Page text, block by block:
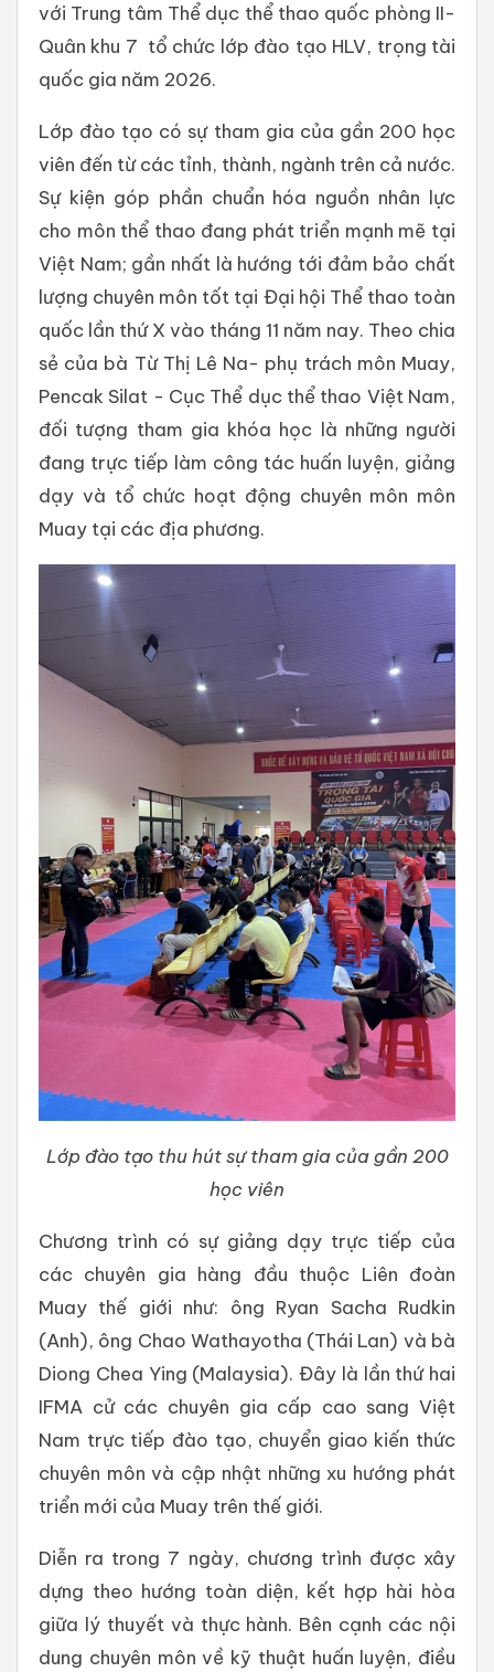
với Trung tâm Thể dục thể thao quốc phòng II-
Quân khu 7 tổ chức lớp đào tạo HLV, trọng tài
quốc gia năm 2026.
Lớp đào tạo có sự tham gia của gần 200 học
viên đến từ các tỉnh, thành, ngành trên cả nước.
Sự kiện góp phần chuẩn hóa nguồn nhân lực
cho môn thể thao đang phát triển mạnh mẽ tại
Việt Nam; gần nhất là hướng tới đảm bảo chất
lượng chuyên môn tốt tại Đại hội Thể thao toàn
quốc lần thứ X vào tháng 11 năm nay. Theo chia
sẻ của bà Từ Thị Lê Na- phụ trách môn Muay,
Pencak Silat - Cục Thể dục thể thao Việt Nam,
đối tượng tham gia khóa học là những người
đang trực tiếp làm công tác huấn luyện, giảng
dạy và tổ chức hoạt động chuyên môn môn
Muay tại các địa phương.
Lớp đào tạo thu hút sự tham gia của gần 200
học viên
Chương trình có sự giảng dạy trực tiếp của
các chuyên gia hàng đầu thuộc Liên đoàn
Muay thế giới như: ông Ryan Sacha Rudkin
(Anh), ông Chao Wathayotha (Thái Lan) và bà
Diong Chea Ying (Malaysia). Đây là lần thứ hai
IFMA cử các chuyên gia cấp cao sang Việt
Nam trực tiếp đào tạo, chuyển giao kiến thức
chuyên môn và cập nhật những xu hướng phát
triển mới của Muay trên thế giới.
Diễn ra trong 7 ngày, chương trình được xây
dựng theo hướng toàn diện, kết hợp hài hòa
giữa lý thuyết và thực hành. Bên cạnh các nội
dung chuyên môn về kỹ thuật huấn luyện, điều